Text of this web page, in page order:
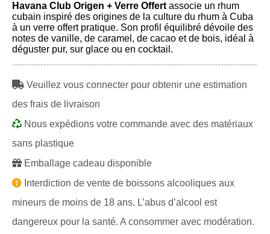
Havana Club Origen + Verre Offert associe un rhum
cubain inspiré des origines de la culture du rhum à Cuba
à un verre offert pratique. Son profil équilibré dévoile des
notes de vanille, de caramel, de cacao et de bois, idéal à
déguster pur, sur glace ou en cocktail.
Veuillez vous connecter pour obtenir une estimation
des frais de livraison
Nous expédions votre commande avec des matériaux
sans plastique
Emballage cadeau disponible
Interdiction de vente de boissons alcooliques aux
mineurs de moins de 18 ans. L’abus d’alcool est
dangereux pour la santé. A consommer avec modération.